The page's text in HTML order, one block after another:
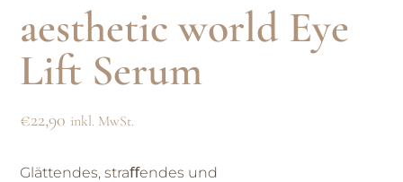
aesthetic world Eye
Lift Serum
€22,90 inkl. MwSt.
Glättendes, straﬀendes und